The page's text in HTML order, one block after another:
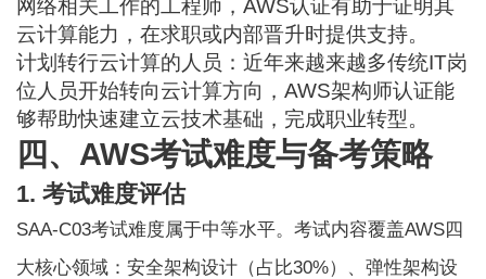
网络相关工作的工程师，AWS认证有助于证明其
云计算能力，在求职或内部晋升时提供支持。
计划转行云计算的人员：近年来越来越多传统IT岗
位人员开始转向云计算方向，AWS架构师认证能
够帮助快速建立云技术基础，完成职业转型。
四、AWS考试难度与备考策略
1. 考试难度评估
SAA-C03考试难度属于中等水平。考试内容覆盖AWS四
大核心领域：安全架构设计（占比30%）、弹性架构设